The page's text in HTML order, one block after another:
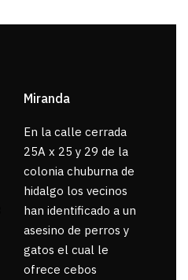
Miranda
En la calle cerrada
25A x 25 y 29 de la
colonia chuburna de
hidalgo los vecinos
han identificado a un
asesino de perros y
gatos el cual le
ofrece cebos